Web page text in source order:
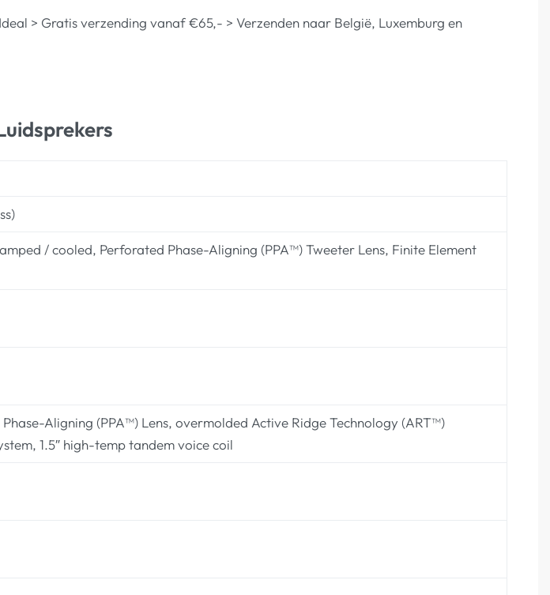
> Gratis verzending vanaf €65,- > Verzenden naar België, Luxemburg en
/ cooled, Perforated Phase-Aligning (PPA™) Tweeter Lens, Finite Element
Aligning (PPA™) Lens, overmolded Active Ridge Technology (ART™)
1.5″ high-temp tandem voice coil